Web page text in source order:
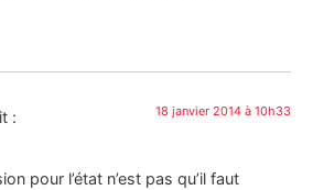
: 18 janvier 2014 à 10h33
pour l’état n’est pas qu’il faut